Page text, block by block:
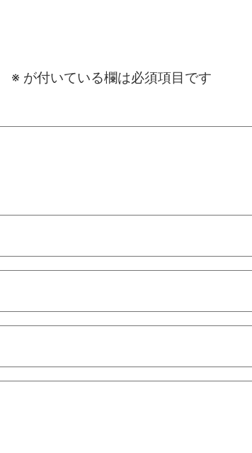
※ が付いている欄は必須項目です